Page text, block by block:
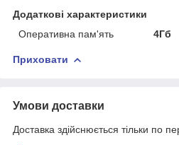
Додаткові характеристики
Оперативна пам'ять
4Гб
Приховати
Умови доставки
Доставка здійснюється тільки по